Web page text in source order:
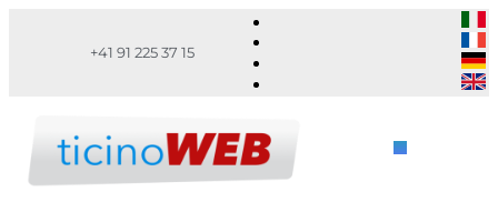
+41 91 225 37 15